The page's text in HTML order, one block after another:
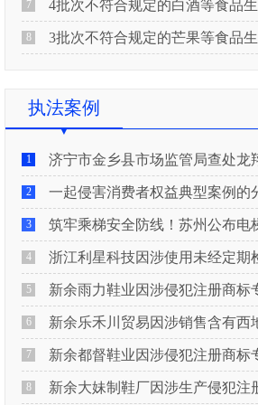
7 4批次不符合规定的白酒等食品生产销售企业被重庆市市场监督
8 3批次不符合规定的芒果等食品生产销售企业被长治市屯留区市场监
执法案例
1 济宁市金乡县市场监管局查处龙翔电料批发部非法销售
2 一起侵害消费者权益典型案例的分
3 筑牢乘梯安全防线！苏州公布电梯安全领域
4 浙江利星科技因涉使用未经定期检验的压力
5 新余雨力鞋业因涉侵犯注册商标专用
6 新余乐禾川贸易因涉销售含有西地那非的保健
7 新余都督鞋业因涉侵犯注册商标专用
8 新余大妹制鞋厂因涉生产侵犯注册商标专用权